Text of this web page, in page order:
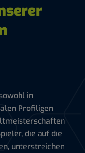
in
Profiligen
die auf die
unterstreichen